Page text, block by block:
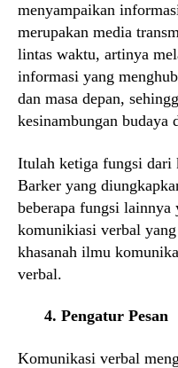
menyampaikan
merupakan media
lintas waktu, artinya
informasi yang
dan masa depan,
kesinambungan budaya
Itulah ketiga fungsi
Barker yang
beberapa fungsi lainnya
komunikiasi verbal
khasanah ilmu
verbal.
4. Pengatur Pesan
Komunikasi verbal